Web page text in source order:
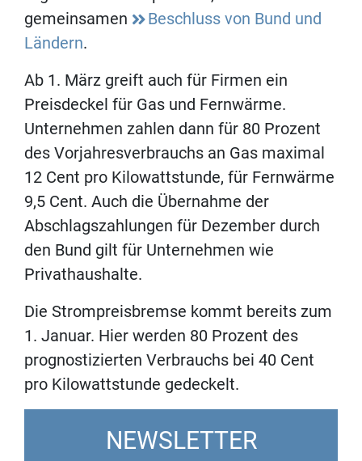
gemeinsamen
Beschluss von Bund und
Ländern.
Ab 1. März greift auch für Firmen ein
Preisdeckel für Gas und Fernwärme.
Unternehmen zahlen dann für 80 Prozent
des Vorjahresverbrauchs an Gas maximal
12 Cent pro Kilowattstunde, für Fernwärme
9,5 Cent. Auch die Übernahme der
Abschlagszahlungen für Dezember durch
den Bund gilt für Unternehmen wie
Privathaushalte.
Die Strompreisbremse kommt bereits zum
1. Januar. Hier werden 80 Prozent des
prognostizierten Verbrauchs bei 40 Cent
pro Kilowattstunde gedeckelt.
NEWSLETTER